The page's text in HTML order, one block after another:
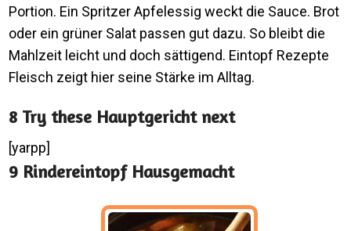
Portion. Ein Spritzer Apfelessig weckt die Sauce. Brot
oder ein grüner Salat passen gut dazu. So bleibt die
Mahlzeit leicht und doch sättigend. Eintopf Rezepte
Fleisch zeigt hier seine Stärke im Alltag.
8 Try these Hauptgericht next
[yarpp]
9 Rindereintopf Hausgemacht